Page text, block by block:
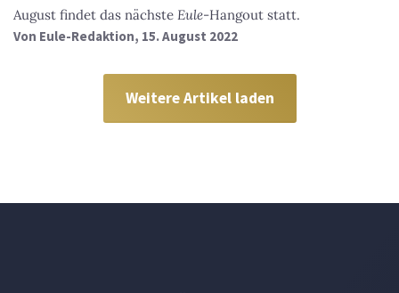
August findet das nächste Eule-Hangout statt.
Von Eule-Redaktion, 15. August 2022
Weitere Artikel laden